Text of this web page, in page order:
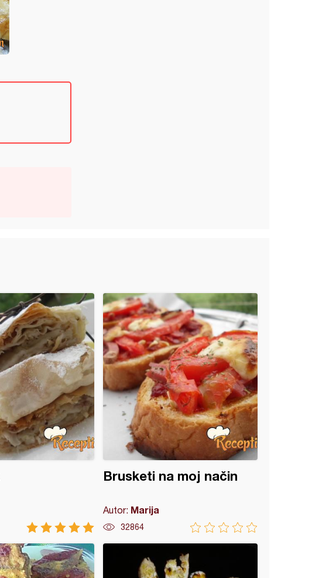
Brusketi na moj način
Autor: Marija
32864